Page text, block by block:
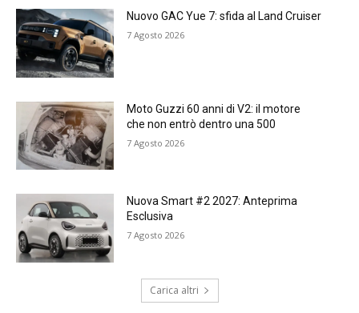
Nuovo GAC Yue 7: sfida al Land Cruiser
7 Agosto 2026
Moto Guzzi 60 anni di V2: il motore
che non entrò dentro una 500
7 Agosto 2026
Nuova Smart #2 2027: Anteprima
Esclusiva
7 Agosto 2026
Carica altri